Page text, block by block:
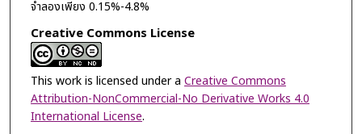
จำลองเพียง 0.15%-4.8%
Creative Commons License
This work is licensed under a Creative Commons
Attribution-NonCommercial-No Derivative Works 4.0
International License.